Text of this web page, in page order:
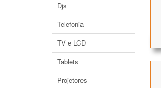
Djs
Telefonia
TV e LCD
Tablets
Projetores